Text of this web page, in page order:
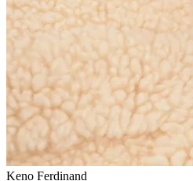
Keno Ferdinand